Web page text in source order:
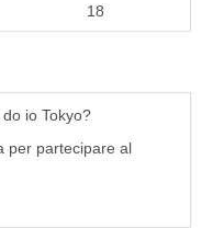
18
io Tokyo?
per partecipare al